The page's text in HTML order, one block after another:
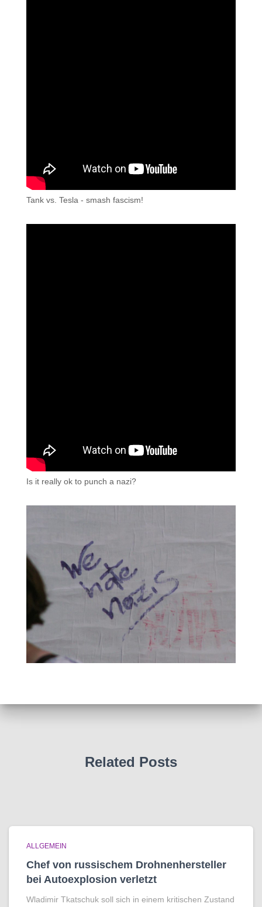
Tank vs. Tesla - smash fascism!
Is it really ok to punch a nazi?
Related Posts
ALLGEMEIN
Chef von russischem Drohnenhersteller
bei Autoexplosion verletzt
Wladimir Tkatschuk soll sich in einem kritischen Zustand